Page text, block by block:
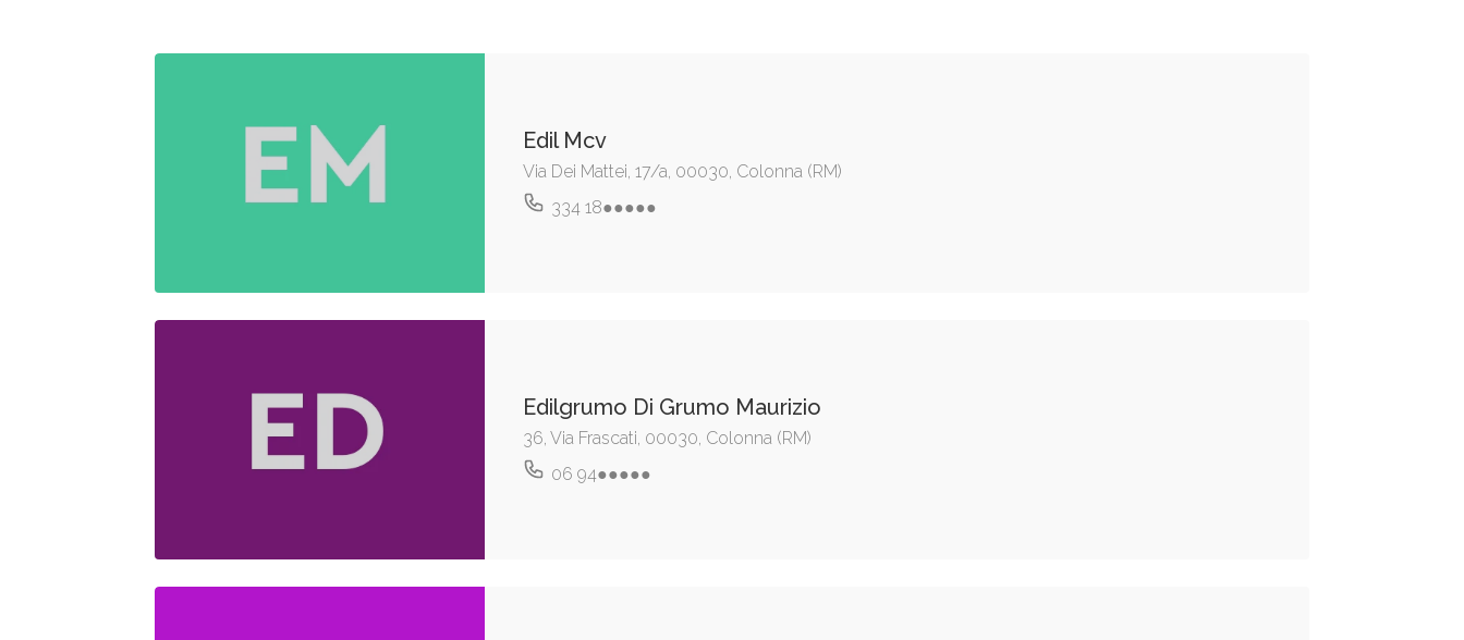
Edil Mcv
Via Dei Mattei, 17/a, 00030, Colonna (RM)
334 18●●●●●
Edilgrumo Di Grumo Maurizio
36, Via Frascati, 00030, Colonna (RM)
06 94●●●●●